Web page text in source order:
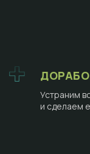
Устраним
и сделаем